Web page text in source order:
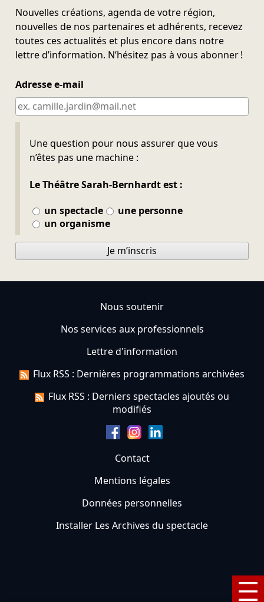
Nouvelles créations, agenda de votre région,
nouvelles de nos partenaires et adhérents, recevez
toutes ces actualités et plus encore dans notre
lettre d’information. N’hésitez pas à vous abonner !
Adresse e-mail
Une question pour nous assurer que vous
n’êtes pas une machine :
Le Théâtre Sarah-Bernhardt est :
un spectacle
une personne
un organisme
Ne pas remplir
Je m’inscris
Nous soutenir
Nos services aux professionnels
Lettre d'information
Flux RSS : Dernières programmations archivées
Flux RSS : Derniers spectacles ajoutés ou
modifiés
Contact
Mentions légales
Données personnelles
Installer Les Archives du spectacle